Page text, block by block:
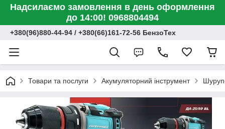
Надсилаємо замовлення в день оформлення
до 14:00! 0968804494
+380(96)880-44-94 / +380(66)161-72-56 БензоТех
Товари та послуги Акумуляторний інструмент